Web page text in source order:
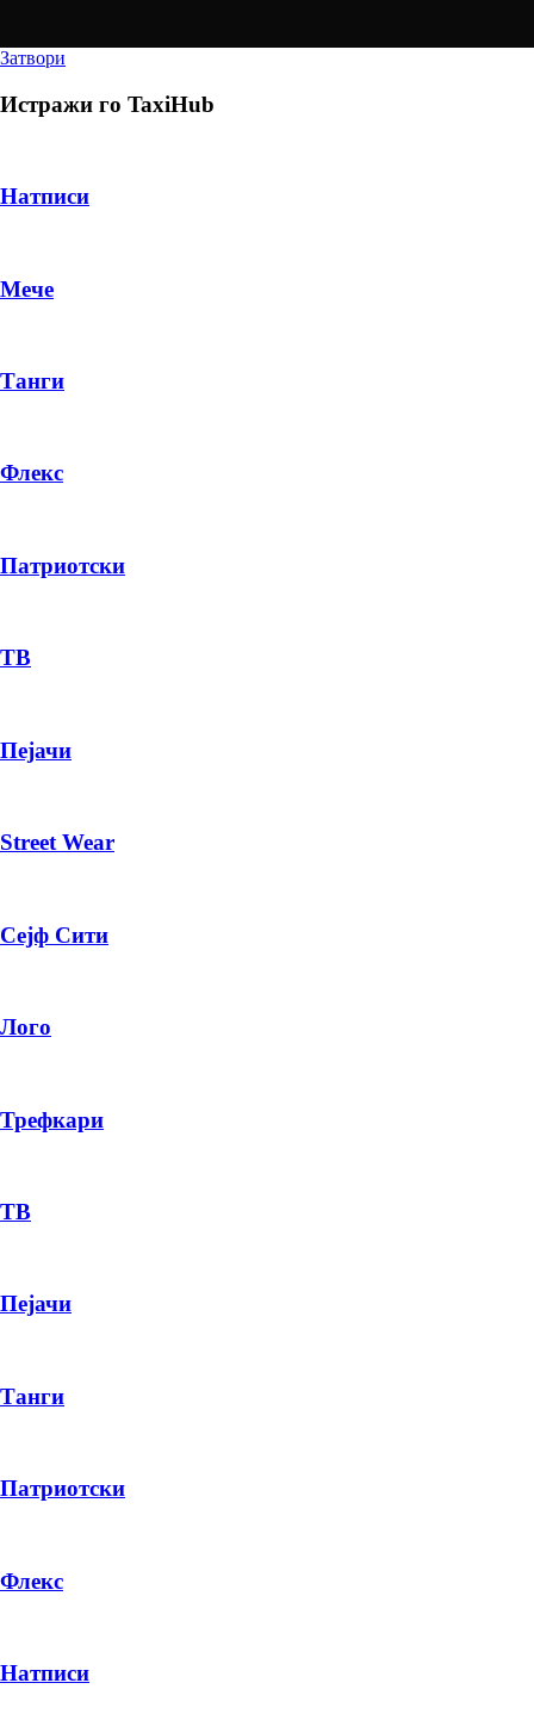
PRODUCT
ПЛАТИ ПРИ ДОСТАВА ВО КЕШ
Затвори
Истражи го TaxiHub
Натписи
Мече
Танги
Флекс
Патриотски
ТВ
Пејачи
Street Wear
Сејф Сити
Лого
Трефкари
ТВ
Пејачи
Танги
Патриотски
Флекс
Натписи